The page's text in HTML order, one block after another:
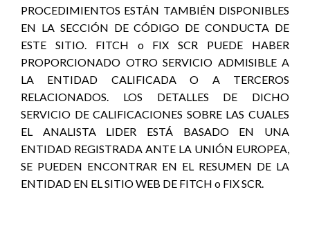
PROCEDIMIENTOS ESTÁN TAMBIÉN DISPONIBLES
EN LA SECCIÓN DE CÓDIGO DE CONDUCTA DE
ESTE SITIO. FITCH o FIX SCR PUEDE HABER
PROPORCIONADO OTRO SERVICIO ADMISIBLE A
LA ENTIDAD CALIFICADA O A TERCEROS
RELACIONADOS. LOS DETALLES DE DICHO
SERVICIO DE CALIFICACIONES SOBRE LAS CUALES
EL ANALISTA LIDER ESTÁ BASADO EN UNA
ENTIDAD REGISTRADA ANTE LA UNIÓN EUROPEA,
SE PUEDEN ENCONTRAR EN EL RESUMEN DE LA
ENTIDAD EN EL SITIO WEB DE FITCH o FIX SCR.